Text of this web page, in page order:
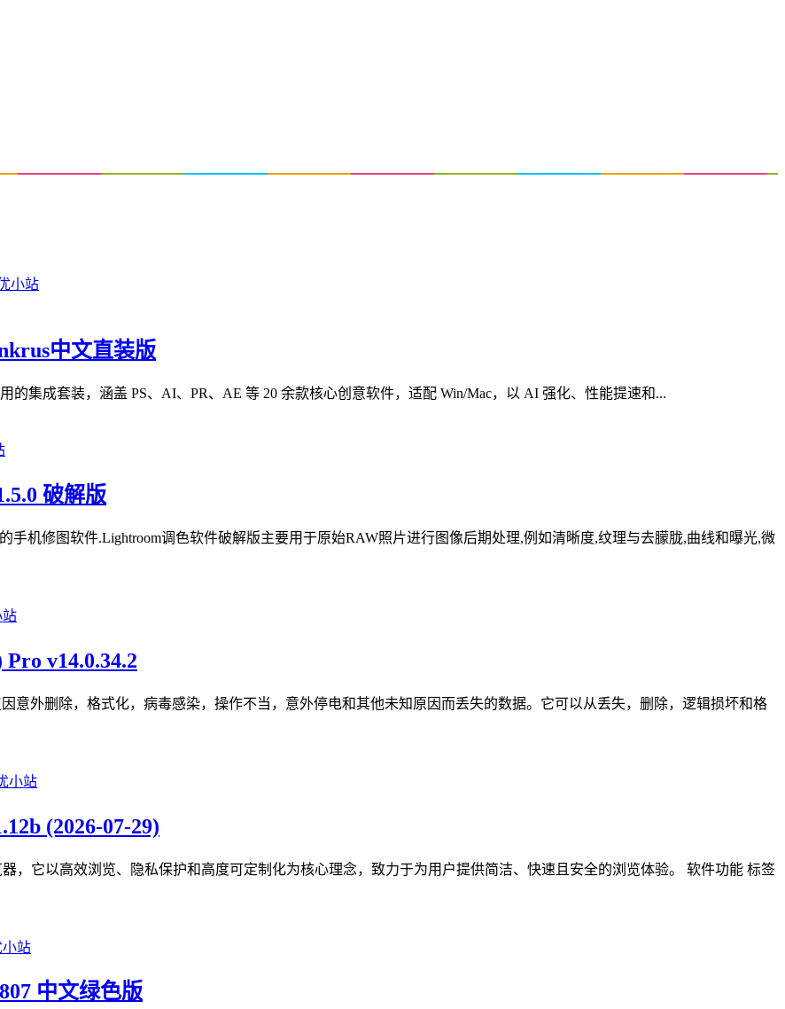
中文直装版
用的集成套装，涵盖 PS、AI、PR、AE 等 20 余款核心创意软件，适配 Win/Mac，以 AI 强化、性能提速和...
破解版
手机修图软件.Lightroom调色软件破解版主要用于原始RAW照片进行图像后期处理,例如清晰度,纹理与去朦胧,曲线和曝光,微
v14.0.34.2
因意外删除，格式化，病毒感染，操作不当，意外停电和其他未知原因而丢失的数据。它可以从丢失，删除，逻辑损坏和格
(2026-07-29)
，它以高效浏览、隐私保护和高度可定制化为核心理念，致力于为用户提供简洁、快速且安全的浏览体验。 软件功能 标签
中文绿色版